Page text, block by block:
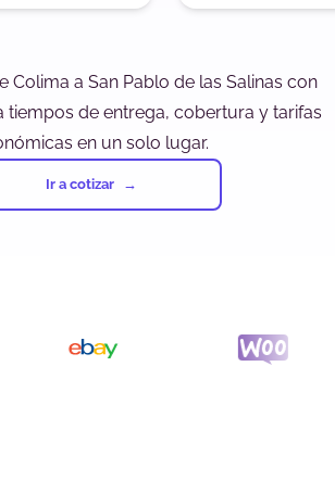
Colima a San Pablo de las Salinas con
tiempos de entrega, cobertura y tarifas
en un solo lugar.
Ir a cotizar